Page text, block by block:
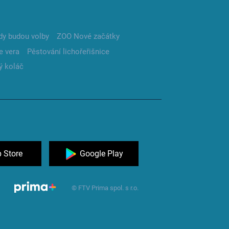
budou volby
ZOO Nové začátky
vera
Pěstování lichořeřišnice
koláč
Store Google Play
© FTV Prima spol. s r.o.